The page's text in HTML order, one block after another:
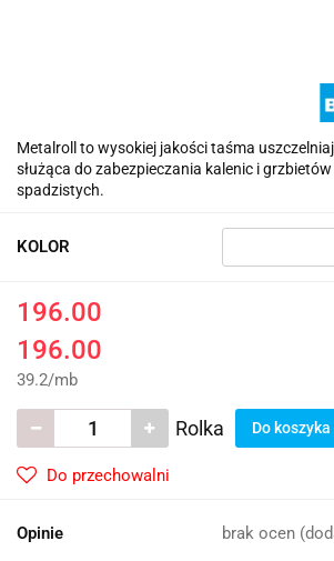
Metalroll to wysokiej jakości taśma
służąca do zabezpieczania kalenic i
spadzistych.
KOLOR
196.00
196.00
39.2/mb
Rolka Do koszyka
Do przechowalni
Opinie brak ocen